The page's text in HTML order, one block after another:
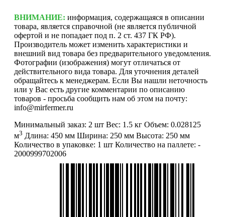
ВНИМАНИЕ: информация, содержащаяся в описании
товара, является справочной (не является публичной
офертой и не попадает под п. 2 ст. 437 ГК РФ).
Производитель может изменить характеристики и
внешний вид товара без предварительного уведомления.
Фотографии (изображения) могут отличаться от
действительного вида товара. Для уточнения деталей
обращайтесь к менеджерам. Если Вы нашли неточность
или у Вас есть другие комментарии по описанию
товаров - просьба сообщить нам об этом на почту:
info@mirfermer.ru
Минимальный заказ: 2 шт Вес: 1.5 кг Объем: 0.028125
м3 Длина: 450 мм Ширина: 250 мм Высота: 250 мм
Количество в упаковке: 1 шт Количество на паллете: -
2000999702006